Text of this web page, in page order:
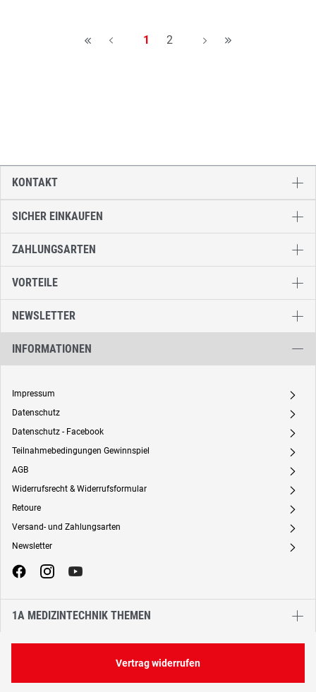
H A Seite
1 Seite
2 A H
SICHER EINKAUFEN
ZAHLUNGSARTEN
VORTEILE
NEWSLETTER
INFORMATIONEN
Impressum A
Datenschutz A
Datenschutz - Facebook A
Teilnahmebedingungen Gewinnspiel A
AGB A
Widerrufsrecht & Widerrufsformular A
Retoure A
Versand- und Zahlungsarten A
Newsletter A
1A MEDIZINTECHNIK THEMEN
KONTAKT
Vertrag widerrufen